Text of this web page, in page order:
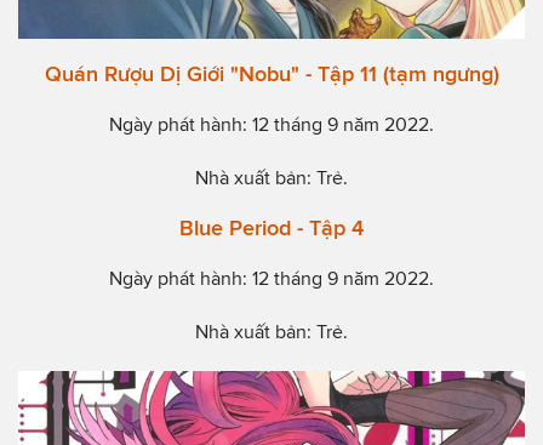
Quán Rượu Dị Giới "Nobu" - Tập 11 (tạm ngưng)
Ngày phát hành: 12 tháng 9 năm 2022.
Nhà xuất bản: Trẻ.
Blue Period - Tập 4
Ngày phát hành: 12 tháng 9 năm 2022.
Nhà xuất bản: Trẻ.